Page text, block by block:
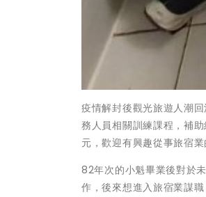
疫情解封後觀光旅遊人潮
務人員相關訓練課程，補
元，歡迎有興趣從事旅宿
82年次的小魁畢業後對於
作，後來想進入旅宿業謀